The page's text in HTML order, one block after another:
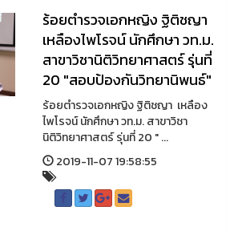
ร้อยตำรวจเอกหญิง ฐิติชญา
เหลืองไพโรจน์ นักศึกษา วท.ม.
สาขาวิชานิติวิทยาศาสตร์ รุ่นที่
20 "สอบป้องกันวิทยานิพนธ์"
ร้อยตำรวจเอกหญิง ฐิติชญา เหลือง
ไพโรจน์ นักศึกษา วท.ม. สาขาวิชา
นิติวิทยาศาสตร์ รุ่นที่ 20 " ...
2019-11-07 19:58:55